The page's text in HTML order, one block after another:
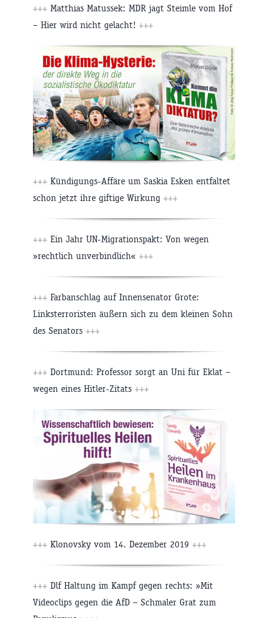
+++ Matthias Matussek: MDR jagt Steimle vom Hof
– Hier wird nicht gelacht! +++
+++ Kündigungs-Affäre um Saskia Esken entfaltet
schon jetzt ihre giftige Wirkung +++
+++ Ein Jahr UN-Migrationspakt: Von wegen
»rechtlich unverbindlich« +++
+++ Farbanschlag auf Innensenator Grote:
Linksterroristen äußern sich zu dem kleinen Sohn
des Senators +++
+++ Dortmund: Professor sorgt an Uni für Eklat –
wegen eines Hitler-Zitats +++
+++ Klonovsky vom 14. Dezember 2019 +++
+++ Dlf Haltung im Kampf gegen rechts: »Mit
Videoclips gegen die AfD – Schmaler Grat zum